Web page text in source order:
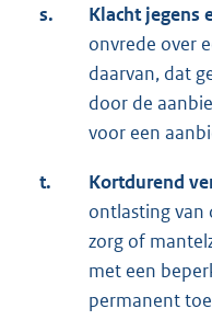
s. Klacht jegens
onvrede over
daarvan, dat
door de
voor een
t. Kortdurend
ontlasting van
zorg of
met een
permanent